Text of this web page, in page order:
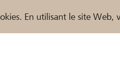
En utilisant le site Web,